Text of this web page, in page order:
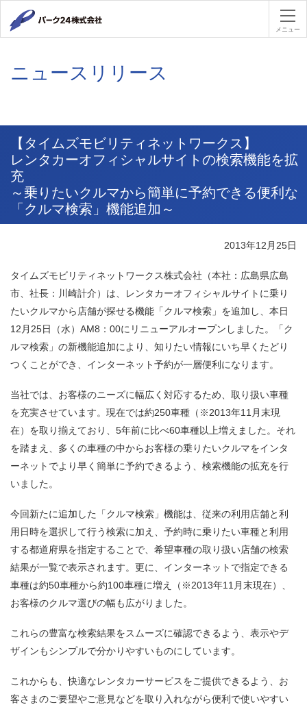
パーク２
メニュー
ニュースリリース
【タイムズモビリティネットワークス】
レンタカーオフィシャルサイトの検索機能を拡
充
～乗りたいクルマから簡単に予約できる便利な
「クルマ検索」機能追加～
2013年12月25日
タイムズモビリティネットワークス株式会社（本社：広島県広島
市、社長：川崎計介）は、レンタカーオフィシャルサイトに乗り
たいクルマから店舗が探せる機能「クルマ検索」を追加し、本日
12月25日（水）AM8：00にリニューアルオープンしました。「ク
ルマ検索」の新機能追加により、知りたい情報にいち早くたどり
つくことができ、インターネット予約が一層便利になります。
当社では、お客様のニーズに幅広く対応するため、取り扱い車種
を充実させています。現在では約250車種（※2013年11月末現
在）を取り揃えており、5年前に比べ60車種以上増えました。それ
を踏まえ、多くの車種の中からお客様の乗りたいクルマをインタ
ーネットでより早く簡単に予約できるよう、検索機能の拡充を行
いました。
今回新たに追加した「クルマ検索」機能は、従来の利用店舗と利
用日時を選択して行う検索に加え、予約時に乗りたい車種と利用
する都道府県を指定することで、希望車種の取り扱い店舗の検索
結果が一覧で表示されます。更に、インターネットで指定できる
車種は約50車種から約100車種に増え（※2013年11月末現在）、
お客様のクルマ選びの幅も広がりました。
これらの豊富な検索結果をスムーズに確認できるよう、表示やデ
ザインもシンプルで分かりやすいものにしています。
これからも、快適なレンタカーサービスをご提供できるよう、お
客さまのご要望やご意見などを取り入れながら便利で使いやすい